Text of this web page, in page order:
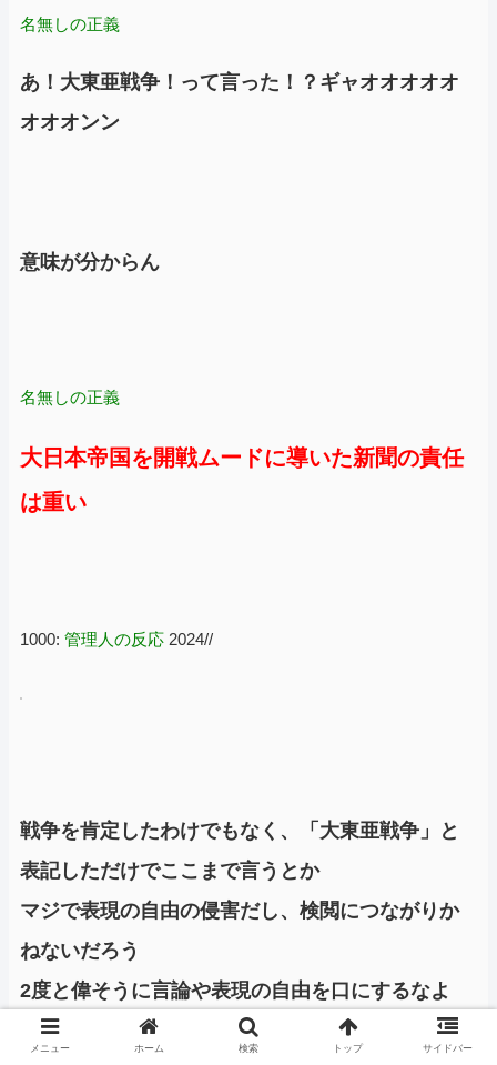
名無しの正義
あ！大東亜戦争！って言った！？ギャオオオオオ
オオオンン
意味が分からん
名無しの正義
大日本帝国を開戦ムードに導いた新聞の責任
は重い
1000: 管理人の反応 2024//
戦争を肯定したわけでもなく、「大東亜戦争」と
表記しただけでここまで言うとか
マジで表現の自由の侵害だし、検閲につながりか
ねないだろう
2度と偉そうに言論や表現の自由を口にするなよ
メニュー ホーム 検索 トップ サイドバー